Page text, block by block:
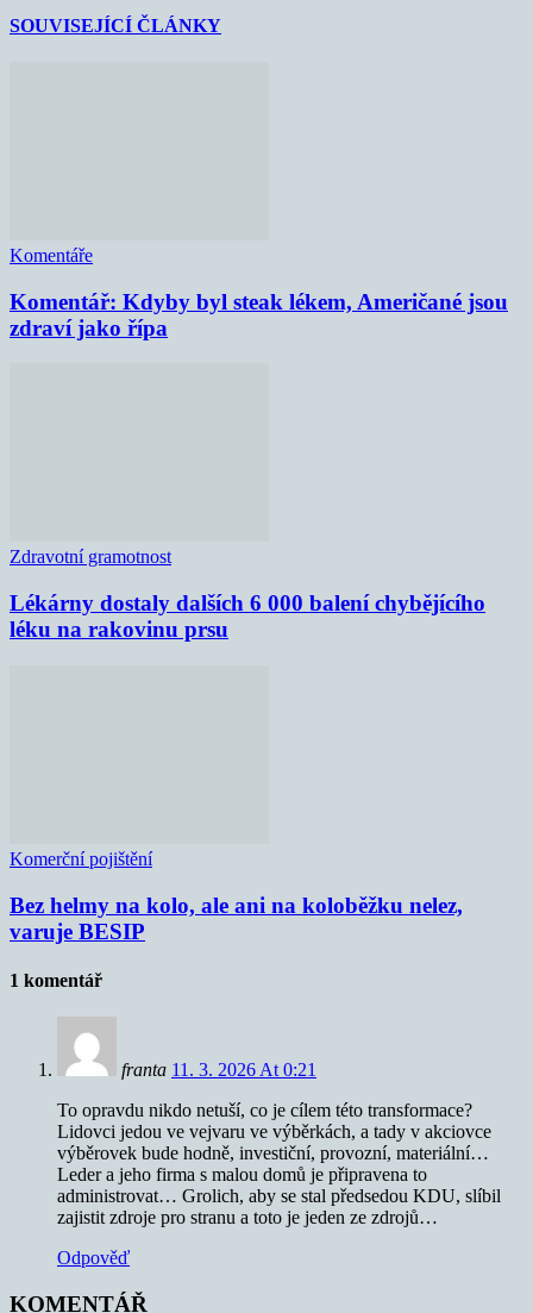
SOUVISEJÍCÍ ČLÁNKY
Komentáře
Komentář: Kdyby byl steak lékem, Američané jsou
zdraví jako řípa
Zdravotní gramotnost
Lékárny dostaly dalších 6 000 balení chybějícího
léku na rakovinu prsu
Komerční pojištění
Bez helmy na kolo, ale ani na koloběžku nelez,
varuje BESIP
1 komentář
franta 11. 3. 2026 At 0:21
To opravdu nikdo netuší, co je cílem této transformace?
Lidovci jedou ve vejvaru ve výběrkách, a tady v akciovce
výběrovek bude hodně, investiční, provozní, materiální…
Leder a jeho firma s malou domů je připravena to
administrovat… Grolich, aby se stal předsedou KDU, slíbil
zajistit zdroje pro stranu a toto je jeden ze zdrojů…
Odpověď
KOMENTÁŘ